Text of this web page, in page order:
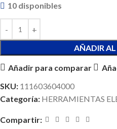
10 disponibles
AÑADIR
Añadir para comparar
SKU: 111603604000
Categoría: HERRAMIENTAS
Compartir: